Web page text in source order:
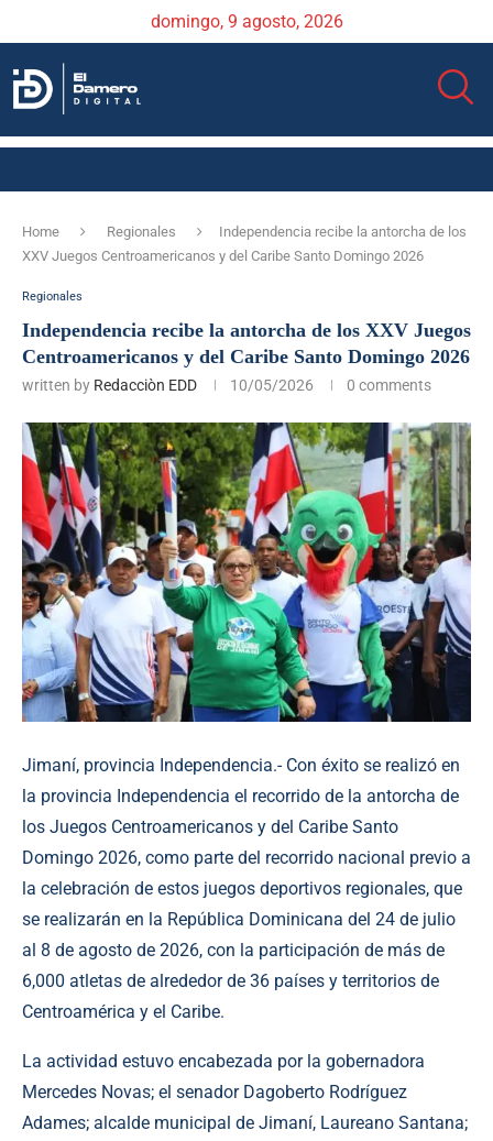
domingo, 9 agosto, 2026
Home Regionales
Independencia recibe la antorcha de los
XXV Juegos Centroamericanos y del Caribe Santo Domingo 2026
Regionales
Independencia recibe la antorcha de los XXV Juegos
Centroamericanos y del Caribe Santo Domingo 2026
written by Redacciòn EDD 10/05/2026 0 comments
Jimaní, provincia Independencia.- Con éxito se realizó en
la provincia Independencia el recorrido de la antorcha de
los Juegos Centroamericanos y del Caribe Santo
Domingo 2026, como parte del recorrido nacional previo a
la celebración de estos juegos deportivos regionales, que
se realizarán en la República Dominicana del 24 de julio
al 8 de agosto de 2026, con la participación de más de
6,000 atletas de alrededor de 36 países y territorios de
Centroamérica y el Caribe.
La actividad estuvo encabezada por la gobernadora
Mercedes Novas; el senador Dagoberto Rodríguez
Adames; alcalde municipal de Jimaní, Laureano Santana;